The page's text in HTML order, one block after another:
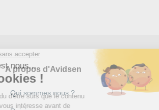
A propos d'Avidsen
Qui sommes nous ?